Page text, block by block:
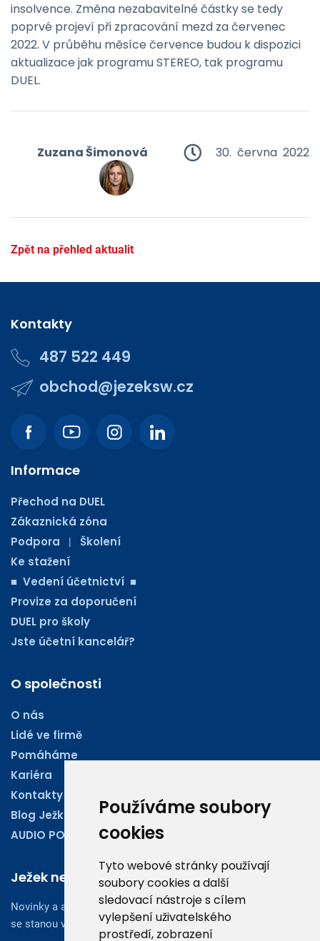
Používáme soubory
cookies
Tyto webové stránky používají
soubory cookies a další
sledovací nástroje s cílem
vylepšení uživatelského
prostředí, zobrazení
insolvence. Změna nezabavitelné částky se tedy
poprvé projeví při zpracování mezd za červenec
2022. V průběhu měsíce července budou k dispozici
aktualizace jak programu STEREO, tak programu
DUEL.
30. června 2022
Zuzana Šimonová
Zpět na přehled aktualit
Kontakty
487 522 449
obchod@jezeksw.cz
Informace
Přechod na DUEL
Zákaznická zóna
Podpora
| Školení
Ke stažení
■ Vedení účetnictví ■
Provize za doporučení
DUEL pro školy
Jste účetní kancelář?
O společnosti
O nás
Lidé ve firmě
Pomáháme
Kariéra
Kontakty
Blog Ježkoviny
AUDIO PODCASTY
Ježek newsletter
Novinky a aktuality z oboru účetnictví, obchodu či legislativy
se stanou vaším dobrým rádcem.